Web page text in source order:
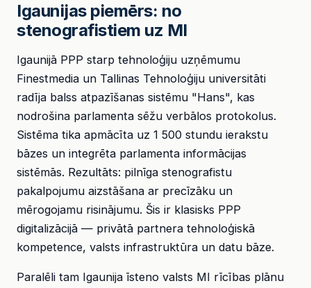
Igaunijas piemērs: no
stenografistiem uz MI
Igaunijā PPP starp tehnoloģiju uzņēmumu
Finestmedia un Tallinas Tehnoloģiju universitāti
radīja balss atpazīšanas sistēmu "Hans", kas
nodrošina parlamenta sēžu verbālos protokolus.
Sistēma tika apmācīta uz 1 500 stundu ierakstu
bāzes un integrēta parlamenta informācijas
sistēmās. Rezultāts: pilnīga stenografistu
pakalpojumu aizstāšana ar precīzāku un
mērogojamu risinājumu. Šis ir klasisks PPP
digitalizācijā — privātā partnera tehnoloģiskā
kompetence, valsts infrastruktūra un datu bāze.
Paralēli tam Igaunija īsteno valsts MI rīcības plānu